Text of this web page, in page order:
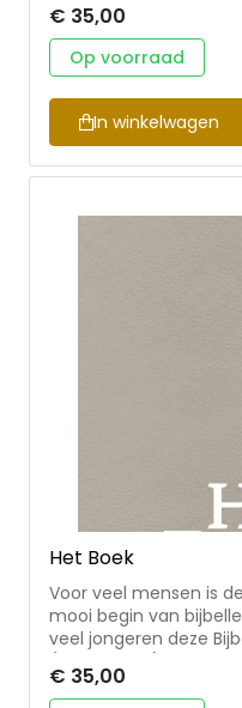
minder voorkomt, is
lezen en heeft zij een
Het Boek is gebaseerd
bijbelvertalingen in het
tekst van de Bijbel
herverteld, gedachte
Boek om te lezen! Wat lezers zeggen over Het Boek:
• praktisch: sluit aan
€ 35,00
Op voorraad
In winkelwagen
Het Boek
Voor veel mensen is
mooi begin van
veel jongeren deze
(missionaire) situaties
minder voorkomt, is
€ 35,00